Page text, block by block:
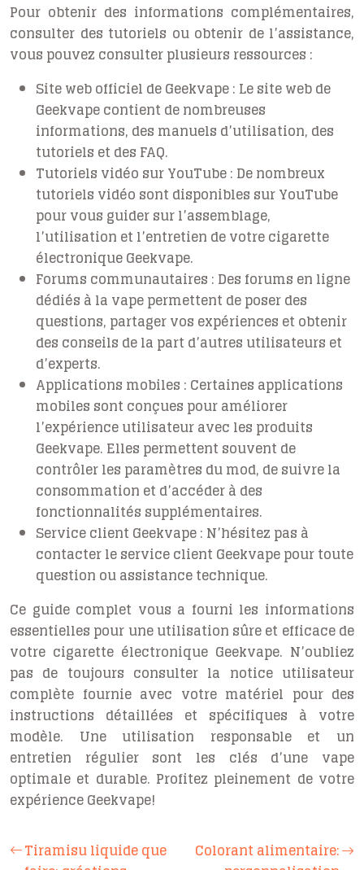
Pour obtenir des informations complémentaires,
consulter des tutoriels ou obtenir de l’assistance,
vous pouvez consulter plusieurs ressources :
Site web officiel de Geekvape : Le site web de
Geekvape contient de nombreuses
informations, des manuels d’utilisation, des
tutoriels et des FAQ.
Tutoriels vidéo sur YouTube : De nombreux
tutoriels vidéo sont disponibles sur YouTube
pour vous guider sur l’assemblage,
l’utilisation et l’entretien de votre cigarette
électronique Geekvape.
Forums communautaires : Des forums en ligne
dédiés à la vape permettent de poser des
questions, partager vos expériences et obtenir
des conseils de la part d’autres utilisateurs et
d’experts.
Applications mobiles : Certaines applications
mobiles sont conçues pour améliorer
l’expérience utilisateur avec les produits
Geekvape. Elles permettent souvent de
contrôler les paramètres du mod, de suivre la
consommation et d’accéder à des
fonctionnalités supplémentaires.
Service client Geekvape : N’hésitez pas à
contacter le service client Geekvape pour toute
question ou assistance technique.
Ce guide complet vous a fourni les informations
essentielles pour une utilisation sûre et efficace de
votre cigarette électronique Geekvape. N’oubliez
pas de toujours consulter la notice utilisateur
complète fournie avec votre matériel pour des
instructions détaillées et spécifiques à votre
modèle. Une utilisation responsable et un
entretien régulier sont les clés d’une vape
optimale et durable. Profitez pleinement de votre
expérience Geekvape!
Tiramisu liquide que
Colorant alimentaire: